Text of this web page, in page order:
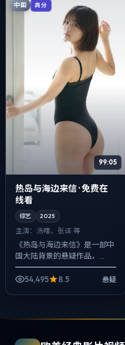
中国 高分
99:05
热岛与海边来信 · 免费在
线看
综艺 2025
主演： 汤唯、张译 等
《热岛与海边来信》是一部中
国大陆背景的悬疑作品，
2025年公映，由克里斯托弗·
诺兰执导，汤唯、张译、宋康
54,495 8.5 悬疑